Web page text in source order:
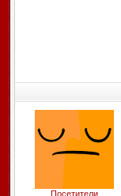
Посетители